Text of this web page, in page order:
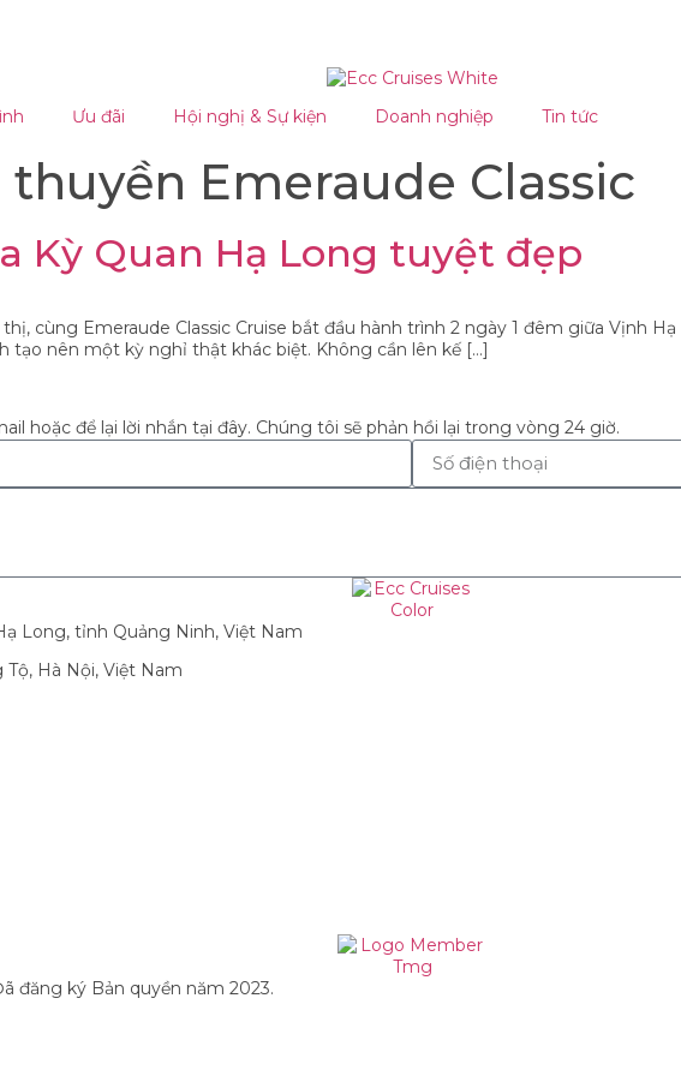
Ưu đãi Hội nghị & Sự kiện Doanh nghiệp Tin tức
thuyền Emeraude Classic
Kỳ Quan Hạ Long tuyệt đẹp
cùng Emeraude Classic Cruise bắt đầu hành trình 2 ngày 1 đêm giữa Vịnh
tạo nên một kỳ nghỉ thật khác biệt. Không cần lên kế […]
hoặc để lại lời nhắn tại đây. Chúng tôi sẽ phản hồi lại trong vòng 24 giờ.
Long, tỉnh Quảng Ninh, Việt Nam
Hà Nội, Việt Nam
đăng ký Bản quyền năm 2023.